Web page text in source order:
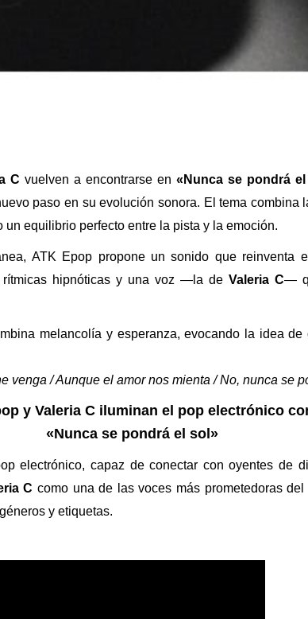
C vuelven a encontrarse en«Nunca se pondrá
paso en su evolución sonora. El tema combina
equilibrio perfecto entre la pista y la emoción.
ATK Epop propone un sonido que reinventa
rítmicas hipnóticas y una voz —la de Valeria C—
melancolía y esperanza, evocando la idea
venga / Aunque el amor nos mienta / No, nunca se
y Valeria C iluminan el pop electrónico
«Nunca se pondrá el sol»
electrónico, capaz de conectar con oyentes de
C como una de las voces más prometedoras
y etiquetas.